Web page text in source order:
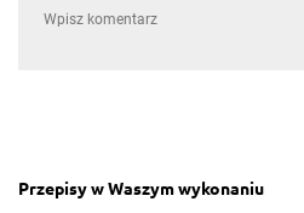
Przepisy w Waszym wykonaniu